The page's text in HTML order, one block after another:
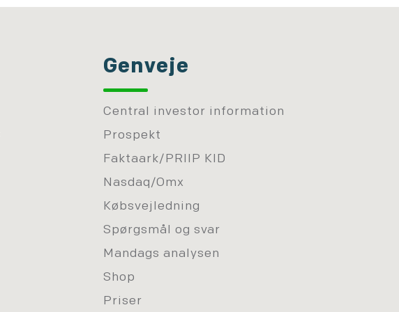
Genveje
Central investor information
Prospekt
Faktaark/PRIIP KID
Nasdaq/Omx
Købsvejledning
Spørgsmål og svar
Mandags analysen
Shop
Priser